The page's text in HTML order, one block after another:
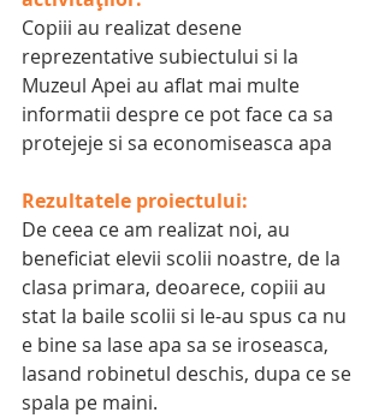
Copiii au realizat desene
reprezentative subiectului si la
Muzeul Apei au aflat mai multe
informatii despre ce pot face ca sa
protejeje si sa economiseasca apa
Rezultatele proiectului:
De ceea ce am realizat noi, au
beneficiat elevii scolii noastre, de la
clasa primara, deoarece, copiii au
stat la baile scolii si le-au spus ca nu
e bine sa lase apa sa se iroseasca,
lasand robinetul deschis, dupa ce se
spala pe maini.